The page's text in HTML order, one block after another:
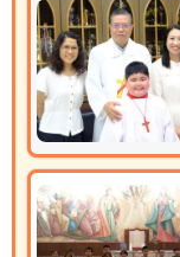
13/07/2026
第十一屆數學比賽(
11/07/2026
「學業成績獎勵計
10/07/2026